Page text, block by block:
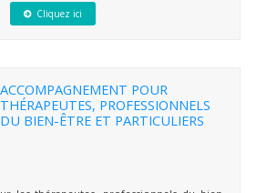
Cliquez ici
ACCOMPAGNEMENT POUR
THÉRAPEUTES, PROFESSIONNELS
DU BIEN-ÊTRE ET PARTICULIERS